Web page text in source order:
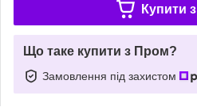
Купити з
Що таке купити з Пром?
Замовлення під захистом